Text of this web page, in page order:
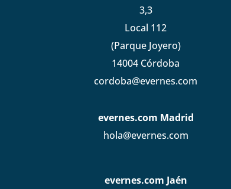
3,3
Local 112
(Parque Joyero)
14004 Córdoba
cordoba@evernes.com
evernes.com Madrid
hola@evernes.com
evernes.com Jaén